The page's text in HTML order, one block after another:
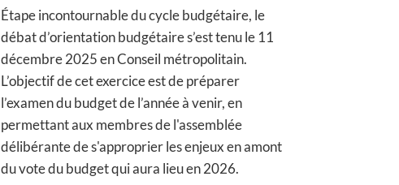
Étape incontournable du cycle budgétaire, le
débat d’orientation budgétaire s’est tenu le 11
décembre 2025 en Conseil métropolitain.
L’objectif de cet exercice est de préparer
l’examen du budget de l’année à venir, en
permettant aux membres de l'assemblée
délibérante de s'approprier les enjeux en amont
du vote du budget qui aura lieu en 2026.